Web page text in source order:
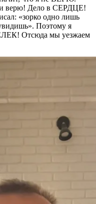
и верю! Дело в СЕРДЦЕ!
«зорко одно лишь
Поэтому я
Отсюда мы уезжаем